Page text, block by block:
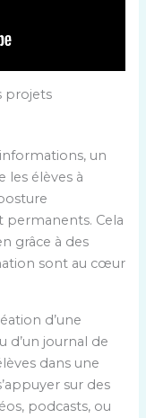
projets
un
les élèves à
permanents. Cela
grâce à des
sont au cœur
d’une
d’un journal de
dans une
sur des
podcasts, ou